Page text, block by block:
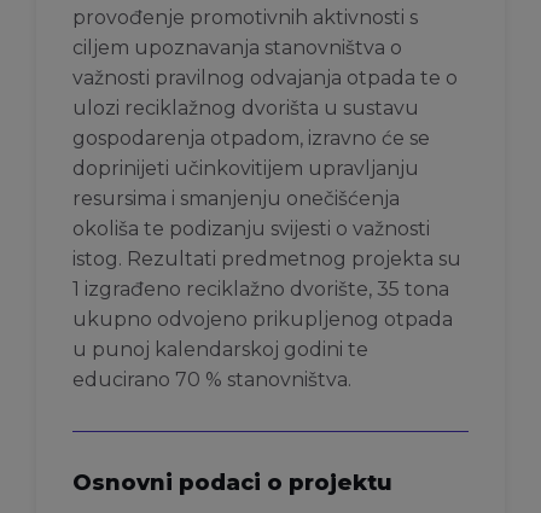
provođenje promotivnih aktivnosti s
ciljem upoznavanja stanovništva o
važnosti pravilnog odvajanja otpada te o
ulozi reciklažnog dvorišta u sustavu
gospodarenja otpadom, izravno će se
doprinijeti učinkovitijem upravljanju
resursima i smanjenju onečišćenja
okoliša te podizanju svijesti o važnosti
istog. Rezultati predmetnog projekta su
1 izgrađeno reciklažno dvorište, 35 tona
ukupno odvojeno prikupljenog otpada
u punoj kalendarskoj godini te
educirano 70 % stanovništva.
Osnovni podaci o projektu